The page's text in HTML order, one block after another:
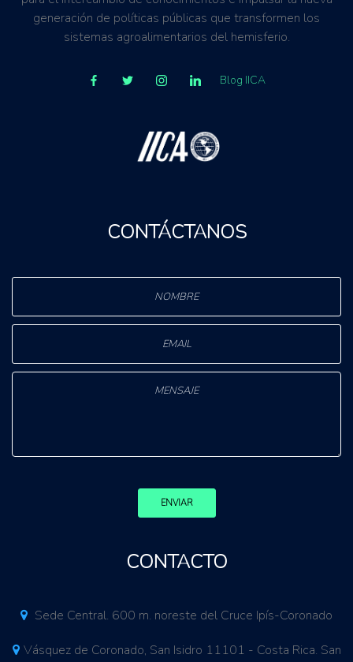
generación de políticas públicas que transformen los
sistemas agroalimentarios del hemisferio.
Blog IICA
CONTÁCTANOS
ENVIAR
CONTACTO
Sede Central. 600 m. noreste del Cruce Ipís-Coronado
Vásquez de Coronado, San Isidro 11101 - Costa Rica. San